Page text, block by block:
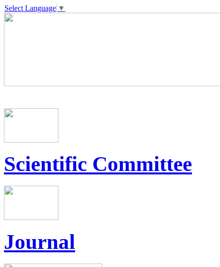
Select Language ▼
Scientific Committee
Journal